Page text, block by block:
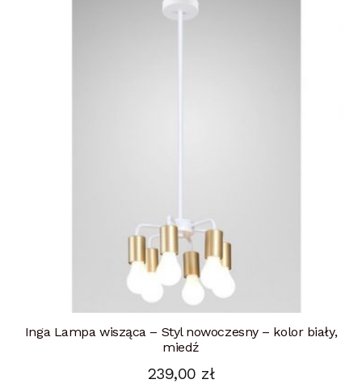
Inga Lampa wisząca – Styl nowoczesny – kolor biały,
miedź
239,00 zł